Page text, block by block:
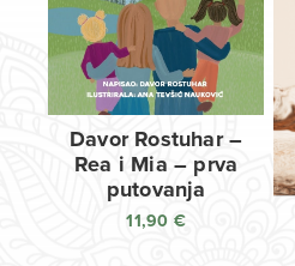
Davor Rostuhar –
Rea i Mia – prva
putovanja
11,90 €